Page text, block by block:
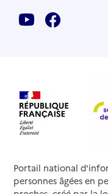
Portail national
personnes âgées en